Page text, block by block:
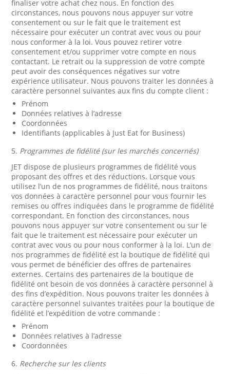
finaliser votre achat chez nous. En fonction des
circonstances, nous pouvons nous appuyer sur votre
consentement ou sur le fait que le traitement est
nécessaire pour exécuter un contrat avec vous ou pour
nous conformer à la loi. Vous pouvez retirer votre
consentement et/ou supprimer votre compte en nous
contactant. Le retrait ou la suppression de votre compte
peut avoir des conséquences négatives sur votre
expérience utilisateur. Nous pouvons traiter les données à
caractère personnel suivantes aux fins du compte client :
Prénom
Données relatives à l’adresse
Coordonnées
Identifiants (applicables à Just Eat for Business)
5. Programmes de fidélité (sur les marchés concernés)
JET dispose de plusieurs programmes de fidélité vous
proposant des offres et des réductions. Lorsque vous
utilisez l’un de nos programmes de fidélité, nous traitons
vos données à caractère personnel pour vous fournir les
remises ou offres indiquées dans le programme de fidélité
correspondant. En fonction des circonstances, nous
pouvons nous appuyer sur votre consentement ou sur le
fait que le traitement est nécessaire pour exécuter un
contrat avec vous ou pour nous conformer à la loi. L’un de
nos programmes de fidélité est la boutique de fidélité qui
vous permet de bénéficier des offres de partenaires
externes. Certains des partenaires de la boutique de
fidélité ont besoin de vos données à caractère personnel à
des fins d’expédition. Nous pouvons traiter les données à
caractère personnel suivantes traitées pour la boutique de
fidélité et l’expédition de votre commande :
Prénom
Données relatives à l’adresse
Coordonnées
6. Recherche sur les clients